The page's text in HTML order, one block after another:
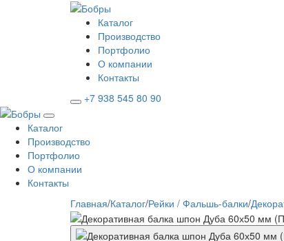
Каталог
Производство
Портфолио
О компании
Контакты
+7 938 545 80 90
Каталог
Производство
Портфолио
О компании
Контакты
Главная/Каталог/Рейки / Фальшь-балки/